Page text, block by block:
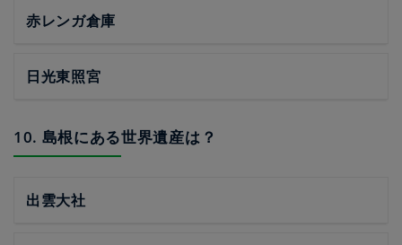
赤レンガ倉庫
日光東照宮
10. 島根にある世界遺産は？
出雲大社